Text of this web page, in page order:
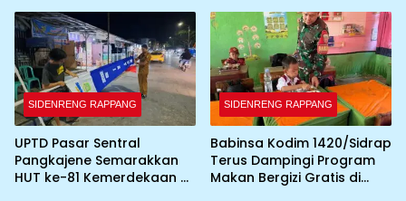
SIDENRENG RAPPANG
UPTD Pasar Sentral
Pangkajene Semarakkan
HUT ke-81 Kemerdekaan RI
SIDENRENG RAPPANG
Babinsa Kodim 1420/Sidrap
Terus Dampingi Program
Makan Bergizi Gratis di